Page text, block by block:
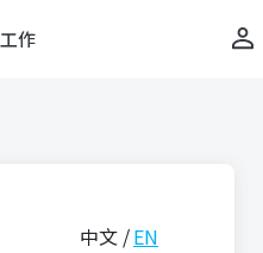
作
中文 /EN